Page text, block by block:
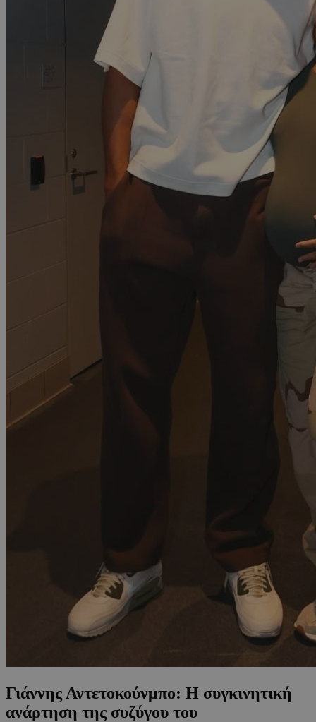
Γιάννης Αντετοκούνμπο: Η συγκινητική
ανάρτηση της συζύγου του